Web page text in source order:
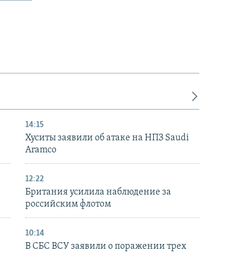
14:15
Хуситы заявили об атаке на НПЗ Saudi
Aramco
12:22
Британия усилила наблюдение за
российским флотом
10:14
В СБС ВСУ заявили о поражении трех